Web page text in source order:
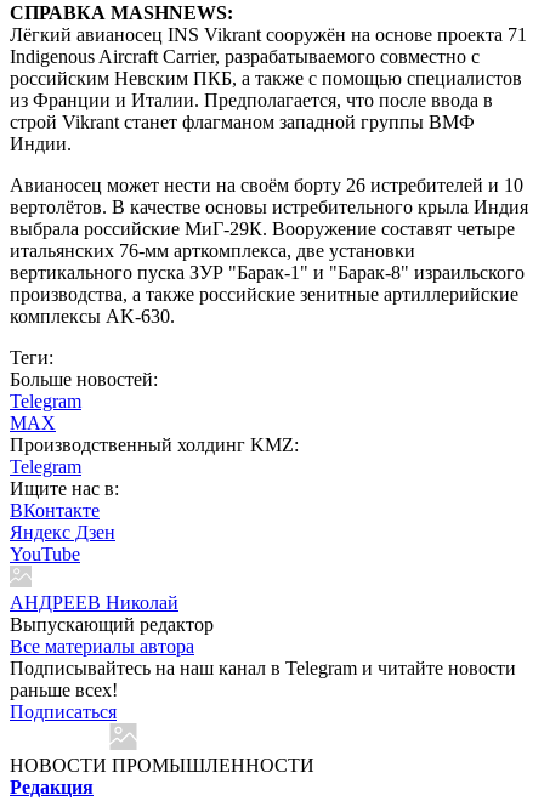
СПРАВКА MASHNEWS:
Лёгкий авианосец INS Vikrant сооружён на основе проекта 71
Indigenous Aircraft Carrier, разрабатываемого совместно с
российским Невским ПКБ, а также с помощью специалистов
из Франции и Италии. Предполагается, что после ввода в
строй Vikrant станет флагманом западной группы ВМФ
Индии.
Авианосец может нести на своём борту 26 истребителей и 10
вертолётов. В качестве основы истребительного крыла Индия
выбрала российские МиГ-29К. Вооружение составят четыре
итальянских 76-мм арткомплекса, две установки
вертикального пуска ЗУР "Барак-1" и "Барак-8" израильского
производства, а также российские зенитные артиллерийские
комплексы AK-630.
Теги:
Больше новостей:
Telegram
MAX
Производственный холдинг KMZ:
Telegram
Ищите нас в:
ВКонтакте
Яндекс Дзен
YouTube
АНДРЕЕВ Николай
Выпускающий редактор
Все материалы автора
Подписывайтесь на наш канал в Telegram и читайте новости
раньше всех!
Подписаться
НОВОСТИ ПРОМЫШЛЕННОСТИ
Редакция